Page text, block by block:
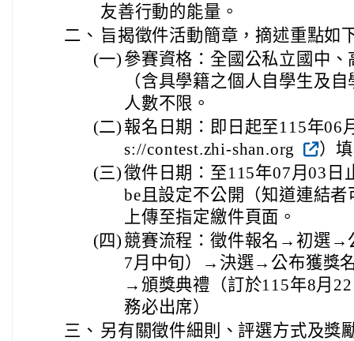
友善行動的能量。
二、 旨揭徵件活動簡章，摘述重點如
(一) 參賽資格：全國公私立國中
（含具學籍之個人自學生及
人數不限。
(二) 報名日期：即日起至115年06
s://contest.zhi-shan.org
）
(三)徵件日期：至115年07月03日
be且設定不公開（知道連結
上傳至指定繳件頁面。
(四) 競賽流程：徵件報名→初選→
7月中旬）→決選→公布獲獎
→頒獎典禮（訂於115年8月
務必出席）
三、 另有關徵件細則、評選方式及獎